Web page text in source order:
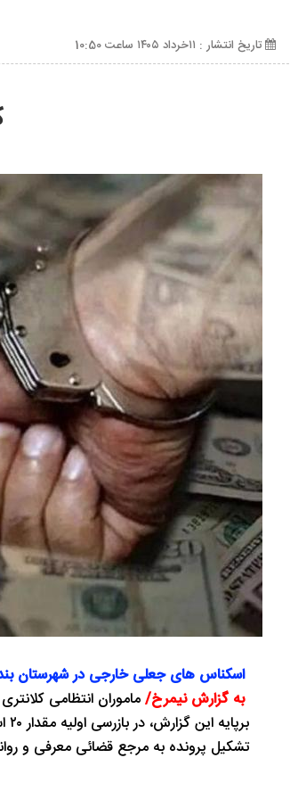
تاریخ انتشار : ۱۱خرداد ۱۴۰۵ ساعت 10:50
اسکناس های جعلی خارجی در شهرستان
به گزارش نیمرخ/ماموران انتظامی کلانتری ۱۱ شهرستان بندر انزلی در پی وقوع یک فقره جعل و پس از انجام تحقیقات میدانی و اقدامات اطلاعاتی، فرد موردنظر را شناسایی و دستگیر کردند.
تشکیل پرونده به مرجع قضائی معرفی و